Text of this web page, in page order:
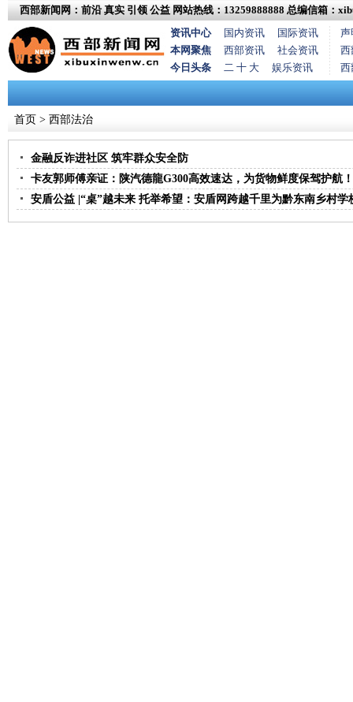
西部新闻网：前沿 真实 引领 公益 网站热线：13259888888 总编信箱：
资讯中心
国内资讯
国际资讯
本网聚焦
西部资讯
社会资讯
今日头条
二 十 大 娱乐资讯
声
西
西
首页 > 西部法治
金融反诈进社区 筑牢群众安全防
卡友郭师傅亲证：陕汽德龍G300高效速达，为货物鲜度保驾护航！
安盾公益 |“桌”越未来 托举希望：安盾网跨越千里为黔东南乡村学